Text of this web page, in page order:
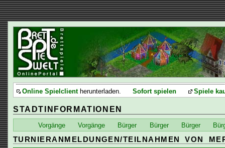
Online Spielclientherunterladen. Sofort spielen Spiele
STADTINFORMATIONEN
Vorgänge Vorgänge Bürger Bürger Bürger
TURNIERANMELDUNGEN/TEILNAHMEN VON